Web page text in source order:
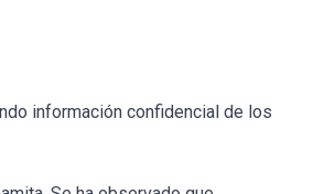
información confidencial de los